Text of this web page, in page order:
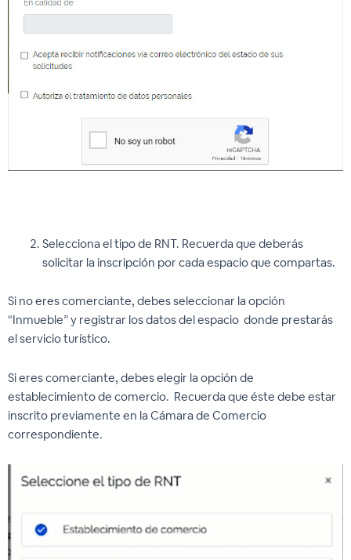
Selecciona el tipo de RNT. Recuerda que deberás
solicitar la inscripción por cada espacio que compartas.
Si no eres comerciante, debes seleccionar la opción
“Inmueble” y registrar los datos del espacio donde prestarás
el servicio turístico.
Si eres comerciante, debes elegir la opción de
establecimiento de comercio. Recuerda que éste debe estar
inscrito previamente en la Cámara de Comercio
correspondiente.